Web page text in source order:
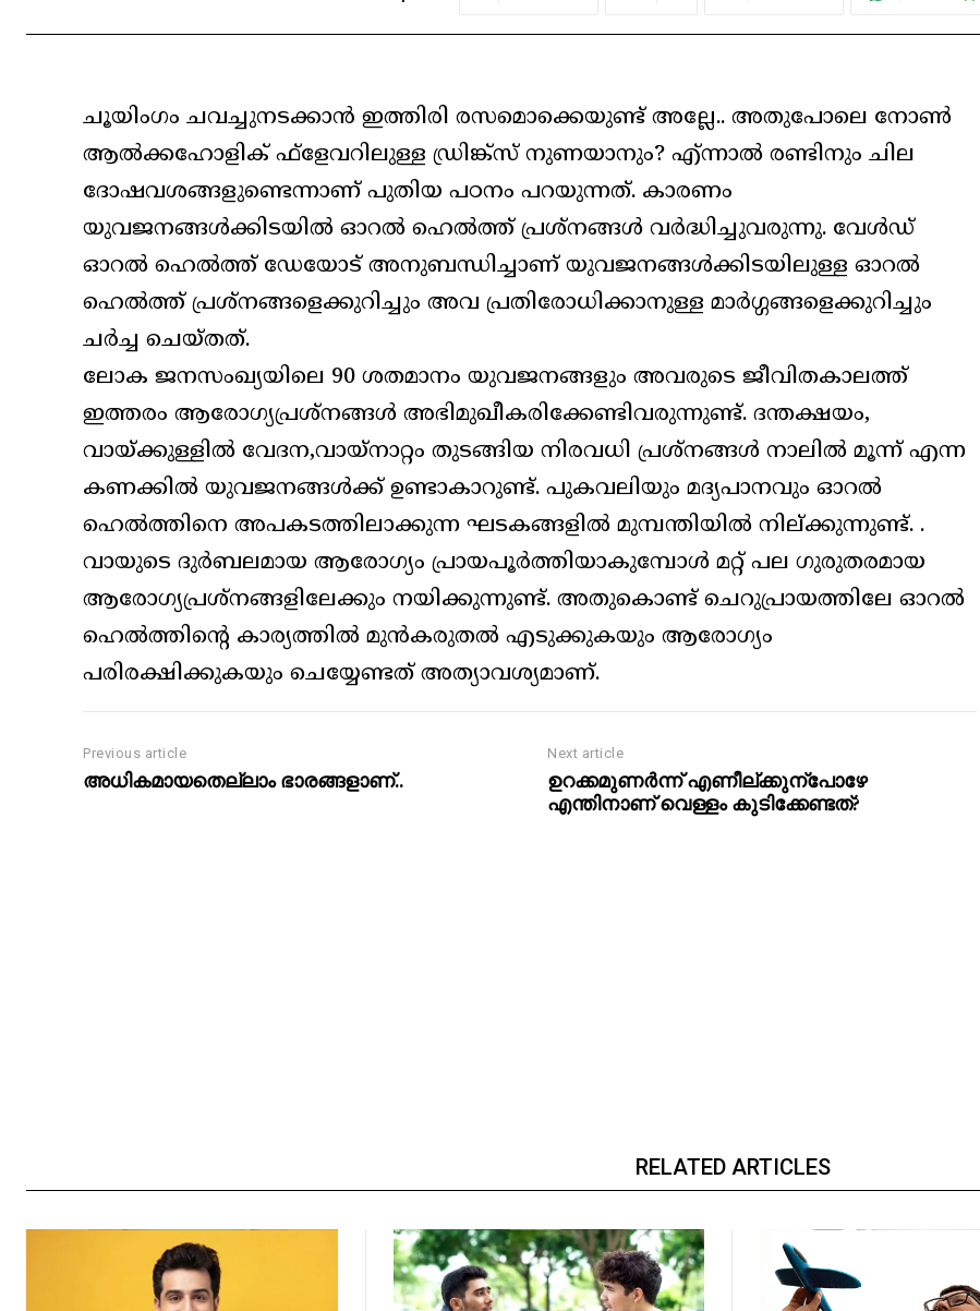
ചൂയിംഗം ചവച്ചുനടക്കാന്‍ ഇത്തിരി രസമൊക്കെയുണ്ട് അല്ലേ.. അതുപോലെ നോണ്‍
ആല്‍ക്കഹോളിക് ഫ്‌ളേവറിലുള്ള ഡ്രിങ്ക്‌സ് നുണയാനും? എ്ന്നാല്‍ രണ്ടിനും ചില
ദോഷവശങ്ങളുണ്ടെന്നാണ് പുതിയ പഠനം പറയുന്നത്. കാരണം
യുവജനങ്ങള്‍ക്കിടയില്‍ ഓറല്‍ ഹെല്‍ത്ത് പ്രശ്‌നങ്ങള്‍ വര്‍ദ്ധിച്ചുവരുന്നു. വേള്‍ഡ്
ഓറല്‍ ഹെല്‍ത്ത് ഡേയോട് അനുബന്ധിച്ചാണ് യുവജനങ്ങള്‍ക്കിടയിലുള്ള ഓറല്‍
ഹെല്‍ത്ത് പ്രശ്‌നങ്ങളെക്കുറിച്ചും അവ പ്രതിരോധിക്കാനുള്ള മാര്‍ഗ്ഗങ്ങളെക്കുറിച്ചും
ചര്‍ച്ച ചെയ്തത്.
ലോക ജനസംഖ്യയിലെ 90 ശതമാനം യുവജനങ്ങളും അവരുടെ ജീവിതകാലത്ത്
ഇത്തരം ആരോഗ്യപ്രശ്‌നങ്ങള്‍ അഭിമുഖീകരിക്കേണ്ടിവരുന്നുണ്ട്. ദന്തക്ഷയം,
വായ്ക്കുള്ളില്‍ വേദന,വായ്‌നാറ്റം തുടങ്ങിയ നിരവധി പ്രശ്‌നങ്ങള്‍ നാലില്‍ മൂന്ന് എന്ന
കണക്കില്‍ യുവജനങ്ങള്‍ക്ക് ഉണ്ടാകാറുണ്ട്. പുകവലിയും മദ്യപാനവും ഓറല്‍
ഹെല്‍ത്തിനെ അപകടത്തിലാക്കുന്ന ഘടകങ്ങളില്‍ മുമ്പന്തിയില്‍ നില്ക്കുന്നുണ്ട്. .
വായുടെ ദുര്‍ബലമായ ആരോഗ്യം പ്രായപൂര്‍ത്തിയാകുമ്പോള്‍ മറ്റ് പല ഗുരുതരമായ
ആരോഗ്യപ്രശ്‌നങ്ങളിലേക്കും നയിക്കുന്നുണ്ട്. അതുകൊണ്ട് ചെറുപ്രായത്തിലേ ഓറല്‍
ഹെല്‍ത്തിന്റെ കാര്യത്തില്‍ മുന്‍കരുതല്‍ എടുക്കുകയും ആരോഗ്യം
പരിരക്ഷിക്കുകയും ചെയ്യേണ്ടത് അത്യാവശ്യമാണ്.
Previous article
അധികമായതെല്ലാം ഭാരങ്ങളാണ്..
Next article
ഉറക്കമുണര്‍ന്ന് എണീല്ക്കുന്പോഴേ
എന്തിനാണ് വെള്ളം കുടിക്കേണ്ടത്?
RELATED ARTICLES